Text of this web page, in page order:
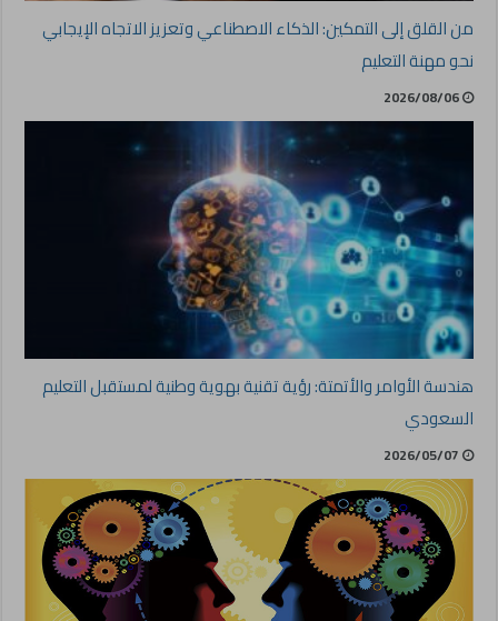
من القلق إلى التمكين: الذكاء الاصطناعي وتعزيز الاتجاه الإيجابي
نحو مهنة التعليم
2026/08/06
هندسة الأوامر والأتمتة: رؤية تقنية بهوية وطنية لمستقبل التعليم
السعودي
2026/05/07